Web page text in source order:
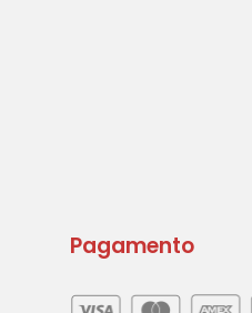
Pagamento